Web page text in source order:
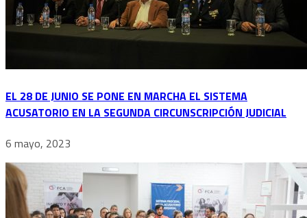
EL 28 DE JUNIO SE PONE EN MARCHA EL SISTEMA
ACUSATORIO EN LA SEGUNDA CIRCUNSCRIPCIÓN JUDICIAL
6 mayo, 2023